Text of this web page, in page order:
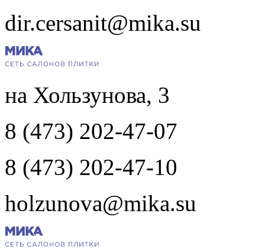
dir.cersanit@mika.su
на Хользунова, 3
8 (473) 202-47-07
8 (473) 202-47-10
holzunova@mika.su